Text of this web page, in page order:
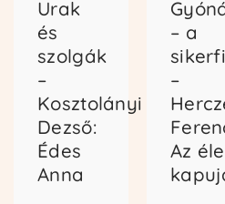
Urak
és
szolgák
–
Kosztolányi
Dezső:
Édes
Anna
– a
–
Az